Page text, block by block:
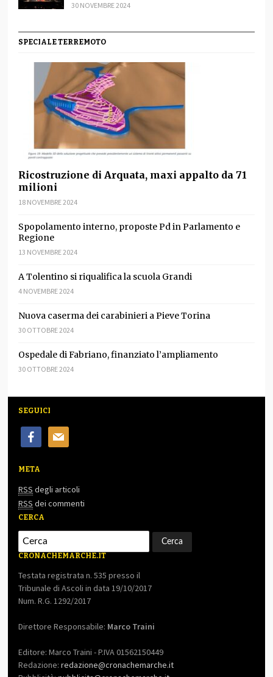
30 NOVEMBRE 2024
SPECIALE TERREMOTO
Ricostruzione di Arquata, maxi appalto da 71
milioni
18 NOVEMBRE 2024
Spopolamento interno, proposte Pd in Parlamento e
Regione
13 NOVEMBRE 2024
A Tolentino si riqualifica la scuola Grandi
4 NOVEMBRE 2024
Nuova caserma dei carabinieri a Pieve Torina
30 OTTOBRE 2024
Ospedale di Fabriano, finanziato l’ampliamento
30 OTTOBRE 2024
SEGUICI
facebookmail
META
RSS degli articoli
RSS dei commenti
CERCA
CRONACHEMARCHE.IT
Testata registrata n. 535 presso il
Tribunale di Ascoli in data 19/10/2017
Num. R.G. 1292/2017
Direttore Responsabile: Marco Traini
Editore: Marco Traini - P.IVA 01562150449
Redazione:redazione@cronachemarche.it